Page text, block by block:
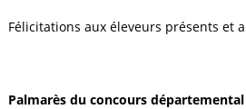
Félicitations aux éleveurs présents et
Palmarès du concours